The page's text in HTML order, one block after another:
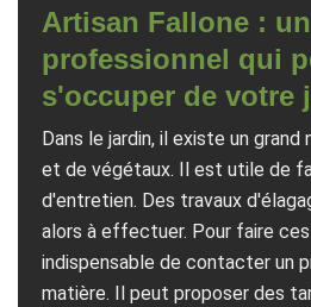
Artisan Fallone :
professionnel qui
s'occuper de votre
Dans le jardin, il existe un
et de végétaux. Il est utile de
d'entretien. Des travaux
alors à effectuer. Pour faire
indispensable de contacter un
matière. Il peut proposer des